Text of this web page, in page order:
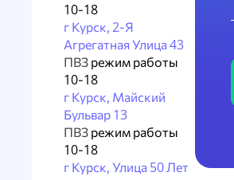
10-18
г Курск, 2-Я
Агрегатная Улица 43
ПВЗ режим работы
10-18
г Курск, Майский
Бульвар 13
ПВЗ режим работы
10-18
г Курск, Улица 50 Лет